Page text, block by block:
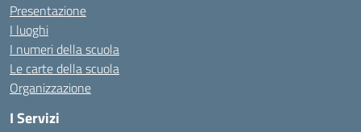
Presentazione
I luoghi
I numeri della scuola
Le carte della scuola
Organizzazione
I Servizi